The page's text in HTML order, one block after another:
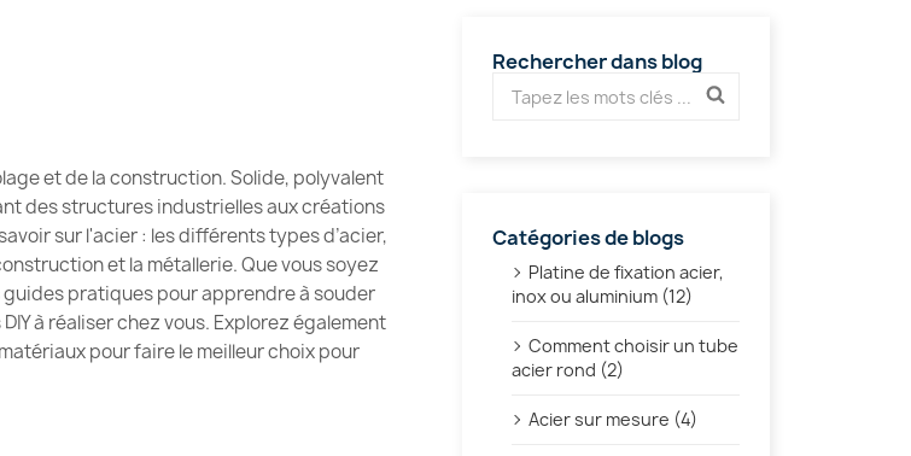
et de la construction. Solide, polyvalent
des structures industrielles aux créations
sur l'acier : les différents types d’acier,
et la métallerie. Que vous soyez
pratiques pour apprendre à souder
à réaliser chez vous. Explorez également
pour faire le meilleur choix pour
Rechercher dans blog
Catégories de blogs
Platine de fixation acier,
inox ou aluminium (12)
Comment choisir un tube
acier rond (2)
Acier sur mesure (4)